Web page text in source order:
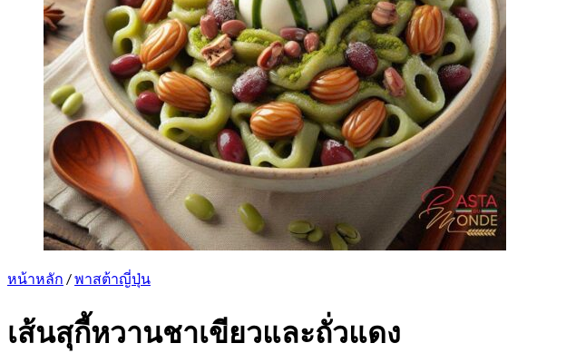
หน้าหลัก /พาสต้าญี่ปุ่น
เส้นสุกี้หวานชาเขียวและถั่วแดง